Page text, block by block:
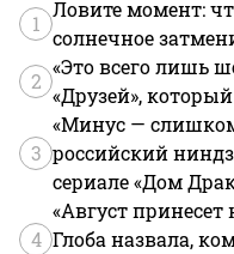
1
Ловите момент:
солнечное
2
«Это всего лишь
«Друзей»,
3
«Минус —
российский
сериале «Дом
4
«Август
Глоба назвала,